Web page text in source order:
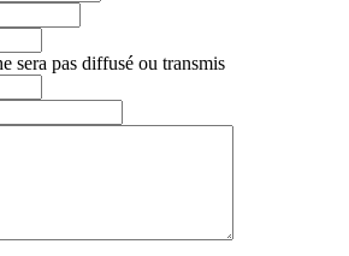
sera pas diffusé ou transmis